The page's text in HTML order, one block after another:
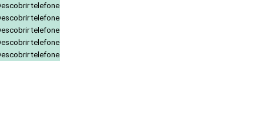
telefone
telefone
telefone
telefone
telefone